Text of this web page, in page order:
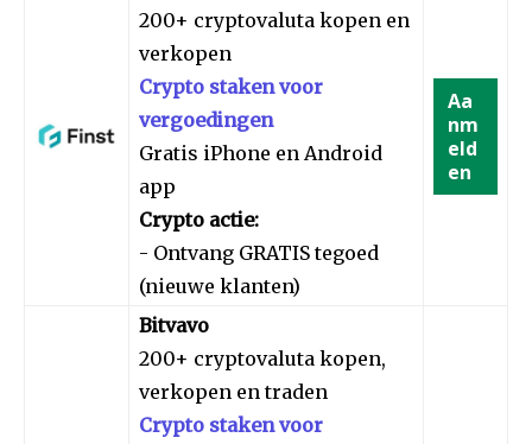
200+ cryptovaluta kopen en
verkopen
Crypto staken voor
vergoedingen
Gratis iPhone en Android
app
Crypto actie:
- Ontvang GRATIS tegoed
(nieuwe klanten)
Aa
nm
eld
en
Bitvavo
200+ cryptovaluta kopen,
verkopen en traden
Crypto staken voor